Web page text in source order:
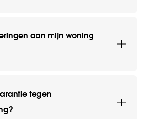
aan mijn woning
tegen